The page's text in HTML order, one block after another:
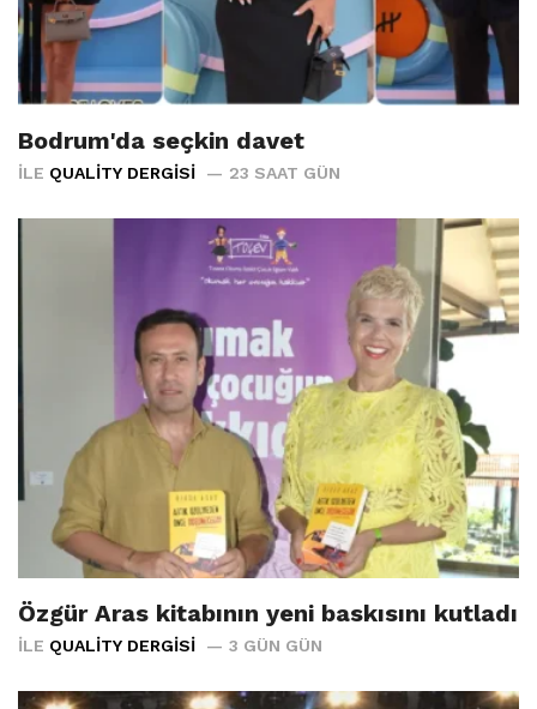
Bodrum'da seçkin davet
İLE QUALITY DERGISI 23 SAAT GÜN
Özgür Aras kitabının yeni baskısını kutladı
İLE QUALITY DERGISI 3 GÜN GÜN